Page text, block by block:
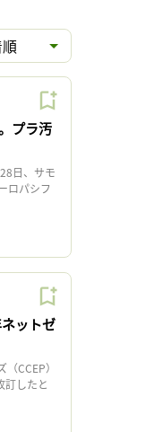
プラ汚
日、サモ
ロパシフ
ットゼ
CCEP）
訂したと